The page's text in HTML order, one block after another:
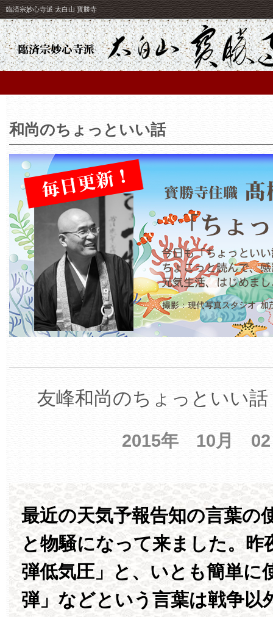
臨済宗妙心寺派 太白山 寳勝寺
和尚のちょっといい話
友峰和尚のちょっといい
2015年 10月
最近の天気予報告知の言葉の
と物騒になって来ました。昨
弾低気圧」と、いとも簡単に
弾」などという言葉は戦争以